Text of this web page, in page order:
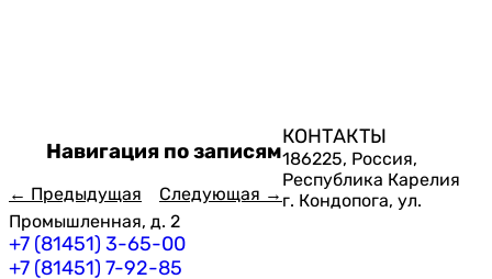
Навигация по записям
← Предыдущая Следующая →
КОНТАКТЫ
186225, Россия,
Республика Карелия
г. Кондопога, ул.
Промышленная, д. 2
+7 (81451) 3-65-00
+7 (81451) 7-92-85